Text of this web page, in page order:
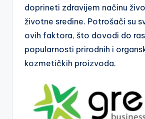
doprineti zdravijem načinu
životne sredine. Potrošači su
ovih faktora, što dovodi do
popularnosti prirodnih i
kozmetičkih proizvoda.